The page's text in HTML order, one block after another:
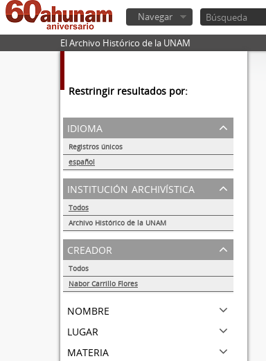
Navegar
El Archivo Histórico de la UNAM
Restringir resultados por:
idioma
Registros únicos
español
1
institución archivística
Todos
Archivo Histórico de la UNAM
1
creador
Todos
Nabor Carrillo Flores
nombre
lugar
materia